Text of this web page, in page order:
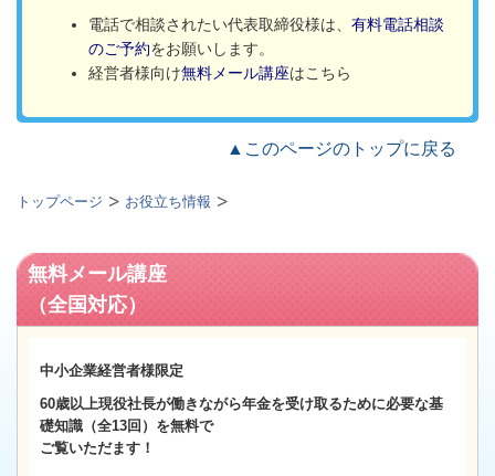
電話で相談されたい代表取締役様は、 有料電話相談
のご予約をお願いします。
経営者様向け無料メール講座はこちら
▲このページのトップに戻る
トップページ お役立ち情報
無料メール講座
（全国対応）
中小企業経営者様限定
60歳以上現役社長が働きながら年金を受け取るために必要な基
礎知識（全13回） を無料で
ご覧いただます！